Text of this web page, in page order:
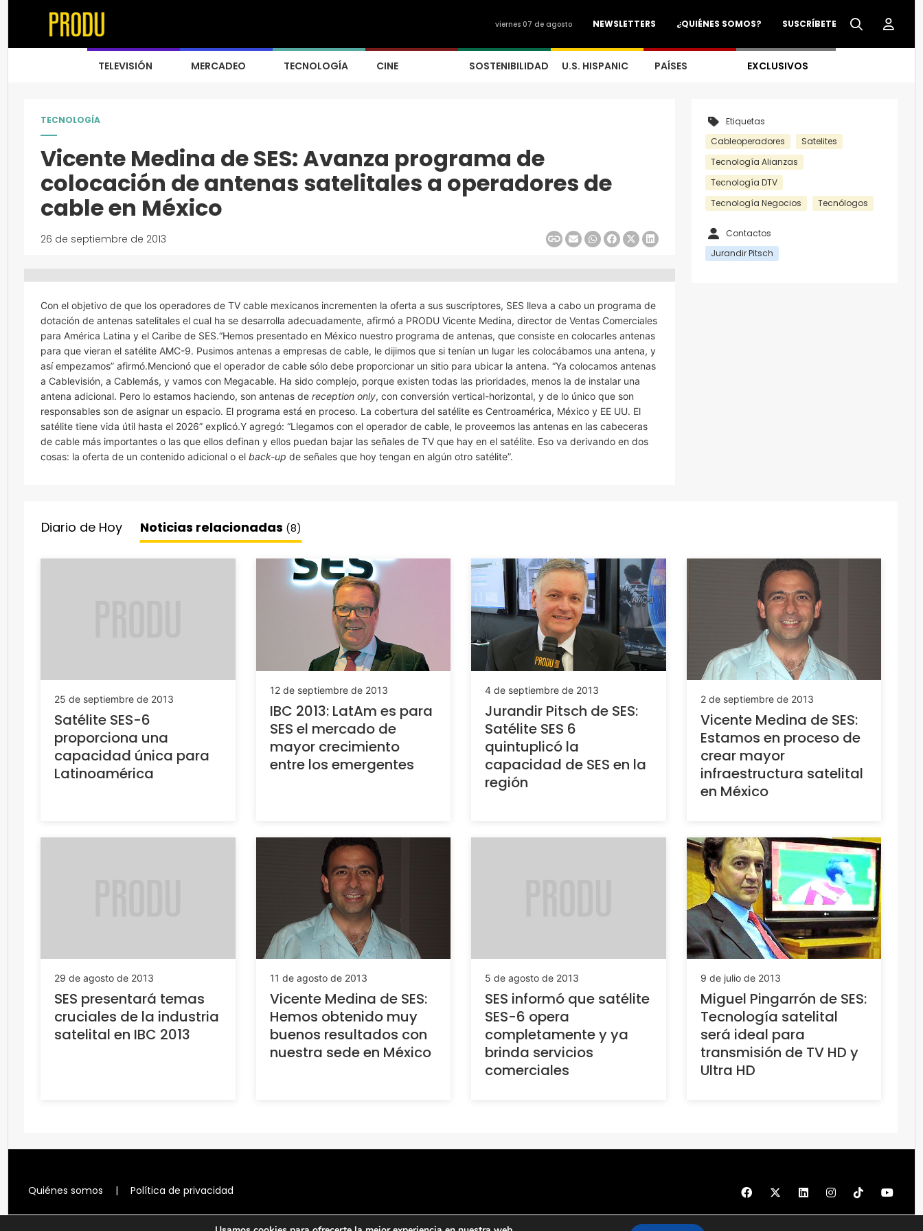
SUSCRÍBETE
¿QUIÉNES SOMOS?
NEWSLETTERS
viernes 07 de agosto
TELEVISIÓN MERCADEO TECNOLOGÍA CINE SOSTENIBILIDAD U.S. HISPANIC PAÍSES EXCLUSIVOS
TECNOLOGÍA
Vicente Medina de SES: Avanza programa de
colocación de antenas satelitales a operadores de
cable en México
26 de septiembre de 2013
Con el objetivo de que los operadores de TV cable mexicanos incrementen la oferta a sus suscriptores, SES lleva a cabo un programa de
dotación de antenas satelitales el cual ha se desarrolla adecuadamente, afirmó a PRODU Vicente Medina, director de Ventas Comerciales
para América Latina y el Caribe de SES.“Hemos presentado en México nuestro programa de antenas, que consiste en colocarles antenas
para que vieran el satélite AMC-9. Pusimos antenas a empresas de cable, le dijimos que si tenían un lugar les colocábamos una antena, y
así empezamos” afirmó.Mencionó que el operador de cable sólo debe proporcionar un sitio para ubicar la antena. “Ya colocamos antenas
a Cablevisión, a Cablemás, y vamos con Megacable. Ha sido complejo, porque existen todas las prioridades, menos la de instalar una
antena adicional. Pero lo estamos haciendo, son antenas de reception only, con conversión vertical-horizontal, y de lo único que son
responsables son de asignar un espacio. El programa está en proceso. La cobertura del satélite es Centroamérica, México y EE UU. El
satélite tiene vida útil hasta el 2026” explicó.Y agregó: “Llegamos con el operador de cable, le proveemos las antenas en las cabeceras
de cable más importantes o las que ellos definan y ellos puedan bajar las señales de TV que hay en el satélite. Eso va derivando en dos
cosas: la oferta de un contenido adicional o el back-up de señales que hoy tengan en algún otro satélite”.
Etiquetas
Cableoperadores
Satelites
Tecnología Alianzas
Tecnología DTV
Tecnología Negocios
Tecnólogos
Contactos
Jurandir Pitsch
Diario de Hoy Noticias relacionadas (8)
25 de septiembre de 2013
Satélite SES-6
proporciona una
capacidad única para
Latinoamérica
12 de septiembre de 2013
IBC 2013: LatAm es para
SES el mercado de
mayor crecimiento
entre los emergentes
4 de septiembre de 2013
Jurandir Pitsch de SES:
Satélite SES 6
quintuplicó la
capacidad de SES en la
región
2 de septiembre de 2013
Vicente Medina de SES:
Estamos en proceso de
crear mayor
infraestructura satelital
en México
29 de agosto de 2013
SES presentará temas
cruciales de la industria
satelital en IBC 2013
11 de agosto de 2013
Vicente Medina de SES:
Hemos obtenido muy
buenos resultados con
nuestra sede en México
5 de agosto de 2013
SES informó que satélite
SES-6 opera
completamente y ya
brinda servicios
comerciales
9 de julio de 2013
Miguel Pingarrón de SES:
Tecnología satelital
será ideal para
transmisión de TV HD y
Ultra HD
Quiénes somos | Política de privacidad
© 1997 - 2026 PRODU - Todos los derechos reservados